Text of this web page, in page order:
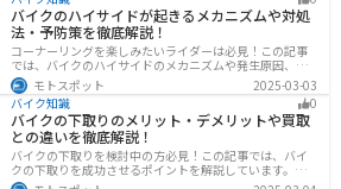
バイクのハイサイドが起きるメカニズムや対処
法・予防策を徹底解説！
コーナーリングを楽しみたいライダーは必見！この記事
では、バイクのハイサイドのメカニズムや発生原因、対
処法、予防策を解説しています。実は、バイクのハイサ
イドは危険な現象ですが、正しい知識と対策で防ぐこと
が可能です。この記事を読めば、ハイサイドのリスクを
減らせます。
モトスポット
2025-03-03
バイク知識
0
バイクの下取りのメリット・デメリットや買取
との違いを徹底解説！
バイクの下取りを検討中の方必見！この記事では、バイ
クの下取りを成功させるポイントを解説しています。実
は、下取りは現金化の手間を省き、乗り換え当日までバ